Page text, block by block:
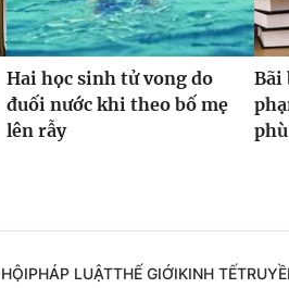
Hai học sinh tử vong do
đuối nước khi theo bố mẹ
lên rẫy
Bãi
PHÁP LUẬTTHẾ GIỚIKINH TẾ